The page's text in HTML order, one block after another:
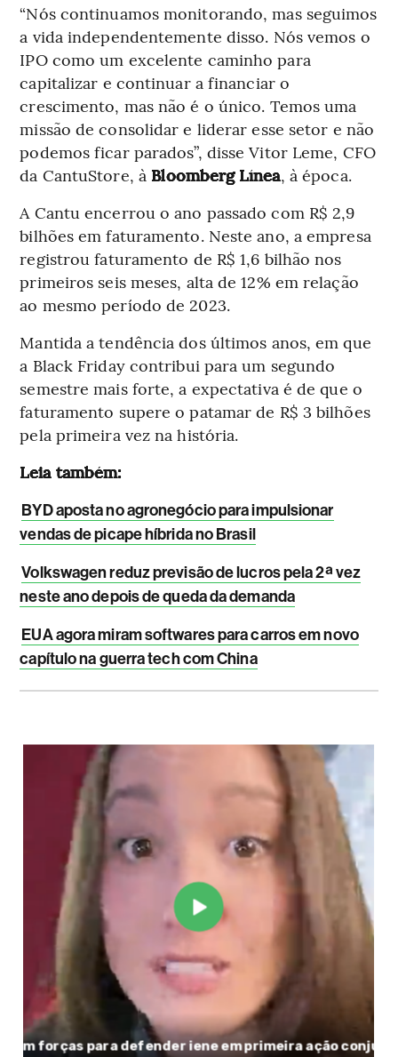
“Nós continuamos monitorando, mas seguimos
a vida independentemente disso. Nós vemos o
IPO como um excelente caminho para
capitalizar e continuar a financiar o
crescimento, mas não é o único. Temos uma
missão de consolidar e liderar esse setor e não
podemos ficar parados”, disse Vitor Leme, CFO
da CantuStore, à Bloomberg Línea, à época.
A Cantu encerrou o ano passado com R$ 2,9
bilhões em faturamento. Neste ano, a empresa
registrou faturamento de R$ 1,6 bilhão nos
primeiros seis meses, alta de 12% em relação
ao mesmo período de 2023.
Mantida a tendência dos últimos anos, em que
a Black Friday contribui para um segundo
semestre mais forte, a expectativa é de que o
faturamento supere o patamar de R$ 3 bilhões
pela primeira vez na história.
Leia também:
BYD aposta no agronegócio para impulsionar
vendas de picape híbrida no Brasil
Volkswagen reduz previsão de lucros pela 2ª vez
neste ano depois de queda da demanda
EUA agora miram softwares para carros em novo
capítulo na guerra tech com China